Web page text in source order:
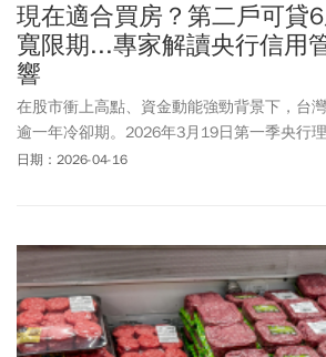
現在適合買房？第二戶可貸
寬限期...專家解讀央行信用
響
在股市衝上高點、資金動能強勁背景下，台
逾一年冷卻期。2026年3月19日第一季央行
二戶房貸成數上限」由5成調整至6成，馨傳
日期：2026-04-16